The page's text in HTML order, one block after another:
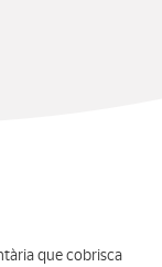
que cobrisca